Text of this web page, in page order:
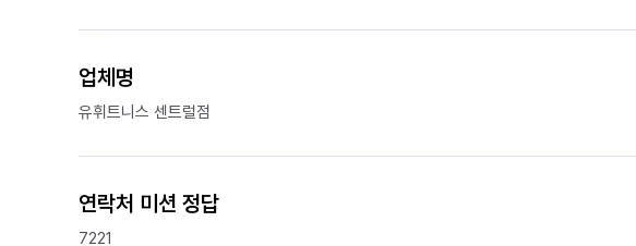
업체명
유휘트니스 센트럴점
연락처 미션 정답
7221